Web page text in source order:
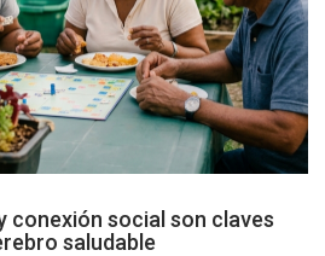
conexión social son claves
saludable